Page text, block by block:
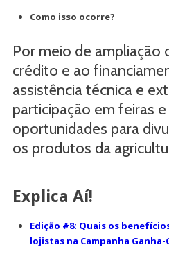
Como isso ocorre?
Por meio de ampliação
crédito e ao
assistência técnica e
participação em feiras
oportunidades para
os produtos da
Explica Aí!
Edição #8: Quais os
lojistas na Campanha